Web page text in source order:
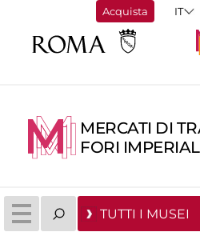
Acquista
MERCATI DI
FORI
TUTTI I MUSEI